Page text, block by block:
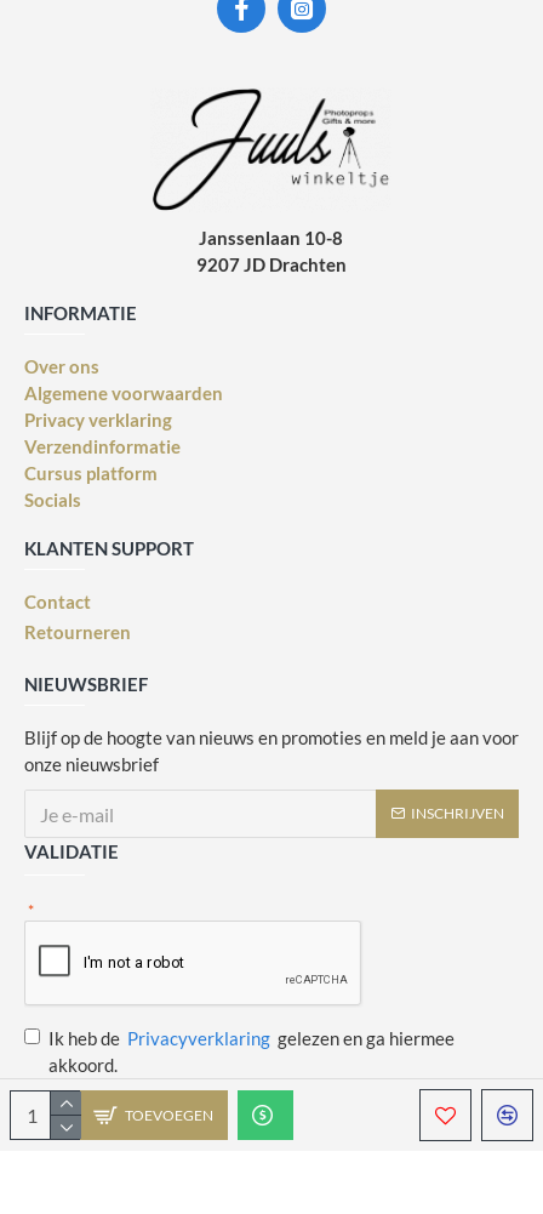
TOEVOEGEN
Janssenlaan 10-8
9207 JD Drachten
INFORMATIE
Over ons
Algemene voorwaarden
Privacy verklaring
Verzendinformatie
Cursus platform
Socials
KLANTEN SUPPORT
Contact
Retourneren
NIEUWSBRIEF
Blijf op de hoogte van nieuws en promoties en meld je aan voor
onze nieuwsbrief
INSCHRIJVEN
VALIDATIE
Ik heb de Privacyverklaring gelezen en ga hiermee
akkoord.